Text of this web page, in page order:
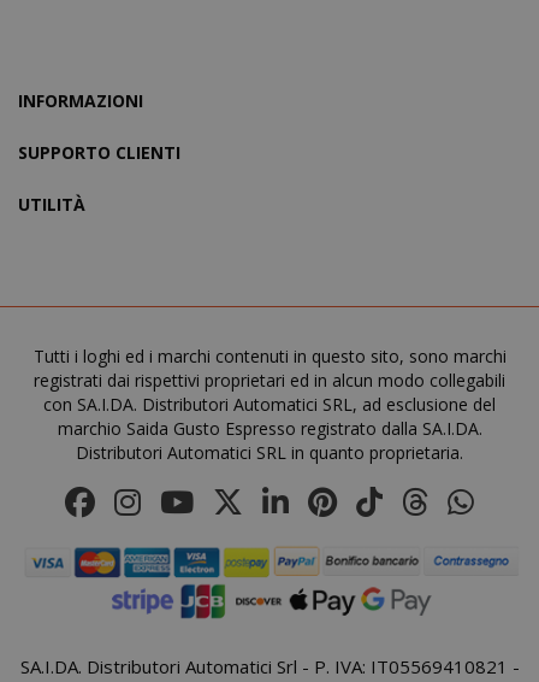
INFORMAZIONI
SUPPORTO CLIENTI
UTILITÀ
Tutti i loghi ed i marchi contenuti in questo sito, sono marchi
registrati dai rispettivi proprietari ed in alcun modo collegabili
con SA.I.DA. Distributori Automatici SRL, ad esclusione del
marchio Saida Gusto Espresso registrato dalla SA.I.DA.
Distributori Automatici SRL in quanto proprietaria.
SA.I.DA. Distributori Automatici Srl - P. IVA: IT05569410821 -
saida-popup
mage-cache-storage-section-
invalidation
Adobe Inc.